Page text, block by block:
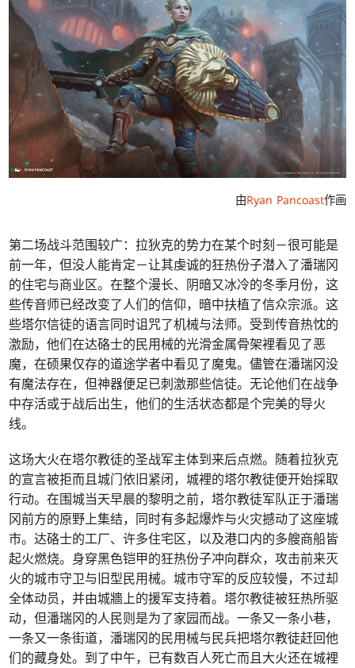
由Ryan Pancoast作画
第二场战斗范围较广：拉狄克的势力在某个时刻－很可能是
前一年，但没人能肯定－让其虔诚的狂热份子潜入了潘瑞冈
的住宅与商业区。在整个漫长、阴暗又冰冷的冬季月份，这
些传音师已经改变了人们的信仰，暗中扶植了信众宗派。这
些塔尔信徒的语言同时诅咒了机械与法师。受到传音热忱的
激励，他们在达硌士的民用械的光滑金属骨架裡看见了恶
魔，在硕果仅存的道途学者中看见了魔鬼。儘管在潘瑞冈没
有魔法存在，但神器便足已刺激那些信徒。无论他们在战争
中存活或于战后出生，他们的生活状态都是个完美的导火
线。
这场大火在塔尔教徒的圣战军主体到来后点燃。随着拉狄克
的宣言被拒而且城门依旧紧闭，城裡的塔尔教徒便开始採取
行动。在围城当天早晨的黎明之前，塔尔教徒军队正于潘瑞
冈前方的原野上集结，同时有多起爆炸与火灾撼动了这座城
市。达硌士的工厂、许多住宅区，以及港口内的多艘商船皆
起火燃烧。身穿黑色铠甲的狂热份子冲向群众，攻击前来灭
火的城市守卫与旧型民用械。城市守军的反应较慢，不过却
全体动员，并由城牆上的援军支持着。塔尔教徒被狂热所驱
动，但潘瑞冈的人民则是为了家园而战。一条又一条小巷，
一条又一条街道，潘瑞冈的民用械与民兵把塔尔教徒赶回他
们的藏身处。到了中午，已有数百人死亡而且大火还在城裡